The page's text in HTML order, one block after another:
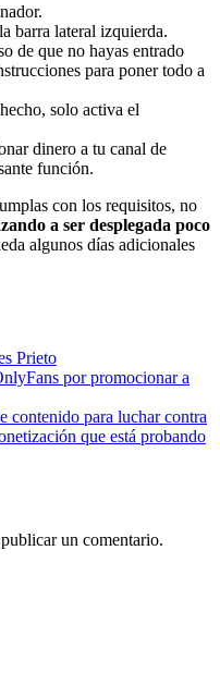
barra lateral izquierda.
de que no hayas entrado
para poner todo a
solo activa el
dinero a tu canal de
función.
con los requisitos, no
a ser desplegada poco
algunos días adicionales
Prieto
por promocionar a
contenido para luchar contra
que está probando
un comentario.